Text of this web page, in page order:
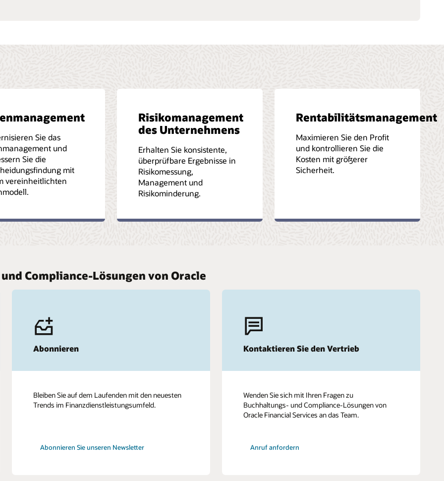
Sie das
und
Sie die
mit
vereinheitlichten
Risikomanagement
des Unternehmens
Erhalten Sie konsistente,
überprüfbare Ergebnisse in
Risikomessung,
Management und
Risikominderung.
Rentabilitätsmanagement
Maximieren Sie den Profit
und kontrollieren Sie die
Kosten mit größerer
Sicherheit.
Compliance-Lösungen von Oracle
Abonnieren
Bleiben Sie auf dem Laufenden mit den neuesten
Trends im Finanzdienstleistungsumfeld.
Abonnieren Sie unseren Newsletter
Kontaktieren Sie den Vertrieb
Wenden Sie sich mit Ihren Fragen zu
Buchhaltungs- und Compliance-Lösungen von
Oracle Financial Services an das Team.
Anruf anfordern